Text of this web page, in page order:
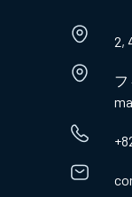
2,
フ